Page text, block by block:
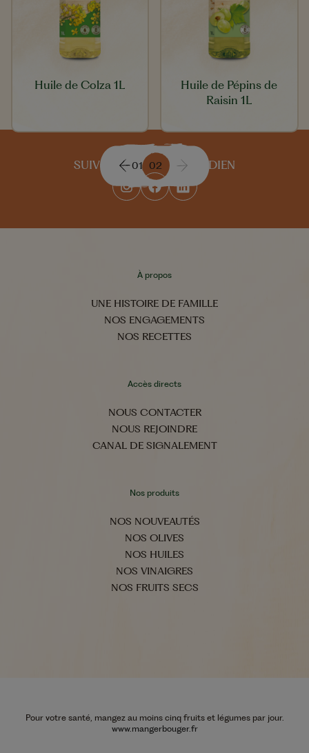
Huile de Colza 1L
Huile de Pépins de
Raisin 1L
01 02
SUIVEZ-NOUS AU QUOTIDIEN
À propos
UNE HISTOIRE DE FAMILLE
NOS ENGAGEMENTS
NOS RECETTES
Accès directs
NOUS CONTACTER
NOUS REJOINDRE
CANAL DE SIGNALEMENT
Nos produits
NOS NOUVEAUTÉS
NOS OLIVES
NOS HUILES
NOS VINAIGRES
NOS FRUITS SECS
Pour votre santé, mangez au moins cinq fruits et légumes par jour.
www.mangerbouger.fr